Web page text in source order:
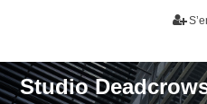
Studio